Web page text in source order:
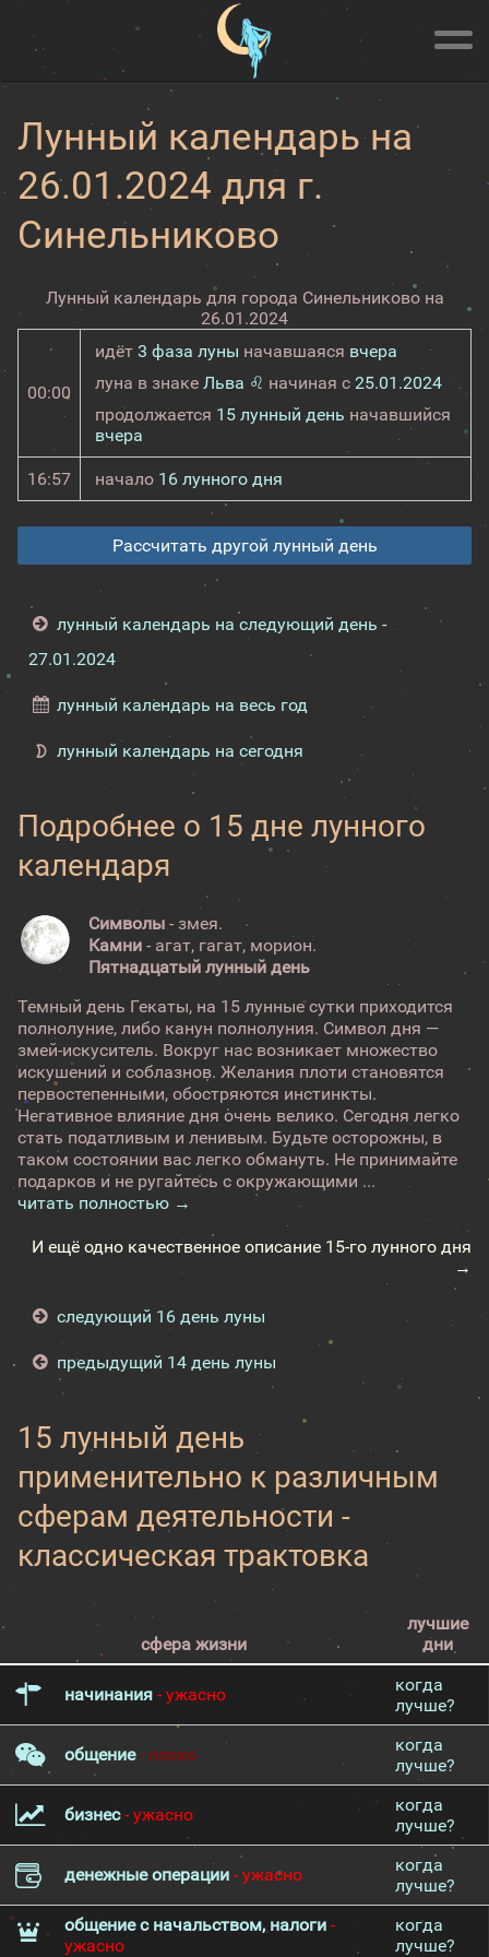
Лунный календарь на
26.01.2024 для г.
Синельниково
Лунный календарь для города Синельниково на
26.01.2024
00:00
идёт 3 фаза луны начавшаяся вчера
луна в знаке Льва ♌ начиная с 25.01.2024
продолжается 15 лунный день начавшийся
вчера
16:57 начало 16 лунного дня
Рассчитать другой лунный день
лунный календарь на следующий день -
27.01.2024
лунный календарь на весь год
лунный календарь на сегодня
Подробнее о 15 дне лунного
календаря
Символы- змея.
Камни - агат, гагат, морион.
Пятнадцатый лунный день
Темный день Гекаты, на 15 лунные сутки приходится
полнолуние, либо канун полнолуния. Символ дня —
змей-искуситель. Вокруг нас возникает множество
искушений и соблазнов. Желания плоти становятся
первостепенными, обостряются инстинкты.
Негативное влияние дня очень велико. Сегодня легко
стать податливым и ленивым. Будьте осторожны, в
таком состоянии вас легко обмануть. Не принимайте
подарков и не ругайтесь с окружающими ...
читать полностью →
И ещё одно качественное описание 15-го лунного дня
→
следующий 16 день луны
предыдущий 14 день луны
15 лунный день
применительно к различным
сферам деятельности -
классическая трактовка
сфера жизни
лучшие
дни
начинания - ужасно
когда
лучше?
общение- плохо
когда
лучше?
бизнес- ужасно
когда
лучше?
денежные операции - ужасно
когда
лучше?
общение с начальством, налоги -
ужасно
когда
лучше?